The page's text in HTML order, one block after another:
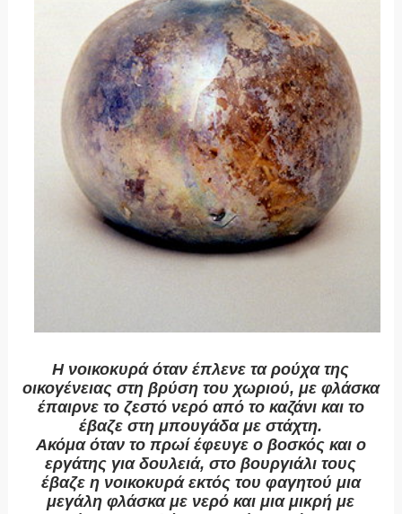
Η νοικοκυρά όταν έπλενε τα ρούχα της
οικογένειας στη βρύση του χωριού, με φλάσκα
έπαιρνε το ζεστό νερό από το καζάνι και το
έβαζε στη μπουγάδα με στάχτη.
Ακόμα όταν το πρωί έφευγε ο βοσκός και ο
εργάτης για δουλειά, στο βουργιάλι τους
έβαζε η νοικοκυρά εκτός του φαγητού μια
μεγάλη φλάσκα με νερό και μια μικρή με